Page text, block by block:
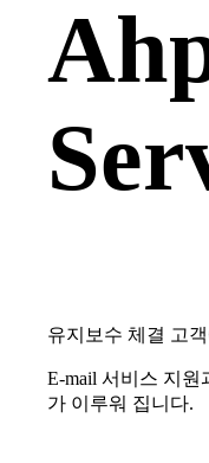
유지보수 체결 고
E-mail 서비스 지원
가 이루워 집니다.